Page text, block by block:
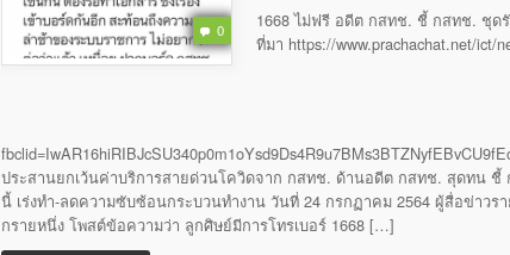
0
1668 ไม่ฟรี อดีต กสทช. ชี้ กสทช. ชุ
ที่มา https://www.prachachat.net/ict/
ประสานยกเว้นค่าบริการสายด่วนโควิดจาก กสทช. ด้านอดีต กสทช. สุดทน
นี้ เร่งทำ-ลดความซับซ้อนกระบวนทำงาน วันที่ 24 กรกฏาคม 2564 ผู้สื่อข่าวร
กรายหนึ่ง โพสต์ข้อความว่า ลูกศิษย์มีการโทรเบอร์ 1668 […]